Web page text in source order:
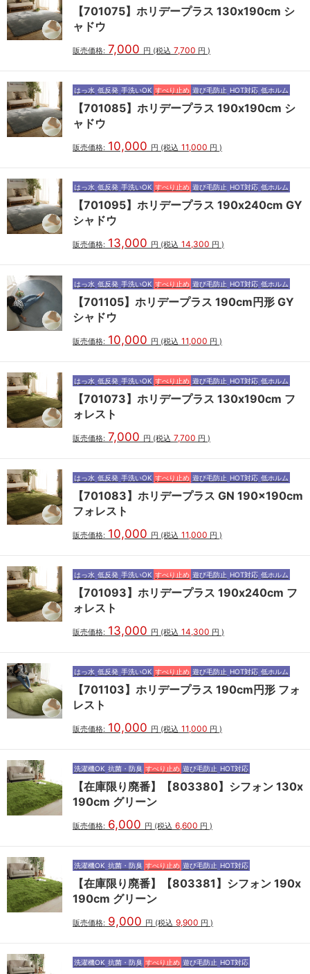
【701075】ホリデープラス 130x190cm シ
ャドウ
販売価格: 7,000 円 (税込 7,700 円 )
はっ水 低反発 手洗いOK すべり止め 遊び毛防止 HOT対応 低ホルム
【701085】ホリデープラス 190x190cm シ
ャドウ
販売価格: 10,000 円 (税込 11,000 円 )
はっ水 低反発 手洗いOK すべり止め 遊び毛防止 HOT対応 低ホルム
【701095】ホリデープラス 190x240cm GY
シャドウ
販売価格: 13,000 円 (税込 14,300 円 )
はっ水 低反発 手洗いOK すべり止め 遊び毛防止 HOT対応 低ホルム
【701105】ホリデープラス 190cm円形 GY
シャドウ
販売価格: 10,000 円 (税込 11,000 円 )
はっ水 低反発 手洗いOK すべり止め 遊び毛防止 HOT対応 低ホルム
【701073】ホリデープラス 130x190cm フ
ォレスト
販売価格: 7,000 円 (税込 7,700 円 )
はっ水 低反発 手洗いOK すべり止め 遊び毛防止 HOT対応 低ホルム
【701083】ホリデープラス GN 190x190cm
フォレスト
販売価格: 10,000 円 (税込 11,000 円 )
はっ水 低反発 手洗いOK すべり止め 遊び毛防止 HOT対応 低ホルム
【701093】ホリデープラス 190x240cm フ
ォレスト
販売価格: 13,000 円 (税込 14,300 円 )
はっ水 低反発 手洗いOK すべり止め 遊び毛防止 HOT対応 低ホルム
【701103】ホリデープラス 190cm円形 フォ
レスト
販売価格: 10,000 円 (税込 11,000 円 )
洗濯機OK 抗菌・防臭 すべり止め 遊び毛防止 HOT対応
【在庫限り廃番】【803380】シフォン 130x
190cm グリーン
販売価格: 6,000 円 (税込 6,600 円 )
洗濯機OK 抗菌・防臭 すべり止め 遊び毛防止 HOT対応
【在庫限り廃番】【803381】シフォン 190x
190cm グリーン
販売価格: 9,000 円 (税込 9,900 円 )
洗濯機OK 抗菌・防臭 すべり止め 遊び毛防止 HOT対応